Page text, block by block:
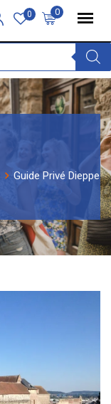
0
0
Guide Privé Dieppe